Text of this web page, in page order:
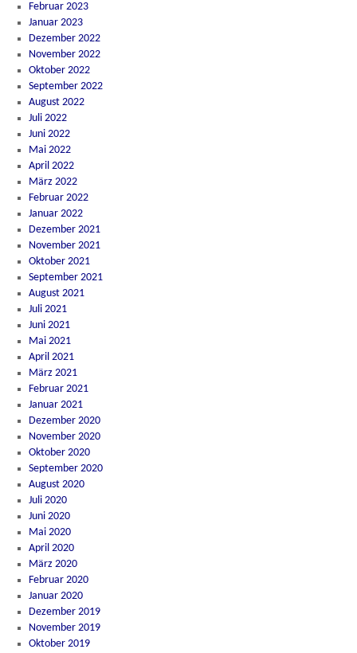
Februar 2023
Januar 2023
Dezember 2022
November 2022
Oktober 2022
September 2022
August 2022
Juli 2022
Juni 2022
Mai 2022
April 2022
März 2022
Februar 2022
Januar 2022
Dezember 2021
November 2021
Oktober 2021
September 2021
August 2021
Juli 2021
Juni 2021
Mai 2021
April 2021
März 2021
Februar 2021
Januar 2021
Dezember 2020
November 2020
Oktober 2020
September 2020
August 2020
Juli 2020
Juni 2020
Mai 2020
April 2020
März 2020
Februar 2020
Januar 2020
Dezember 2019
November 2019
Oktober 2019